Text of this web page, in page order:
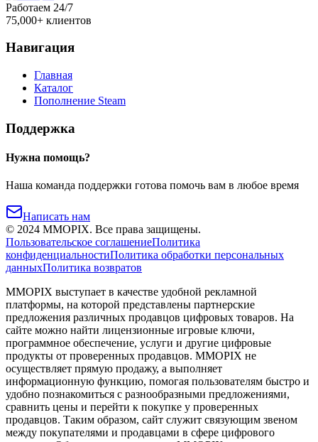
Работаем 24/7
75,000+ клиентов
Навигация
Главная
Каталог
Пополнение Steam
Поддержка
Нужна помощь?
Наша команда поддержки готова помочь вам в любое время
Написать нам
© 2024 MMOPIX. Все права защищены.
Пользовательское соглашениеПолитика
конфиденциальностиПолитика обработки персональных
данныхПолитика возвратов
MMOPIX выступает в качестве удобной рекламной
платформы, на которой представлены партнерские
предложения различных продавцов цифровых товаров. На
сайте можно найти лицензионные игровые ключи,
программное обеспечение, услуги и другие цифровые
продукты от проверенных продавцов. MMOPIX не
осуществляет прямую продажу, а выполняет
информационную функцию, помогая пользователям быстро и
удобно познакомиться с разнообразными предложениями,
сравнить цены и перейти к покупке у проверенных
продавцов. Таким образом, сайт служит связующим звеном
между покупателями и продавцами в сфере цифрового